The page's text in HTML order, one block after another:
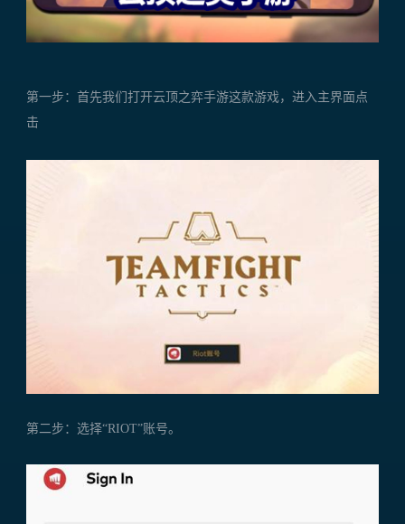
第一步：首先我们打开云顶之弈手游这款游戏，进入主界面点
击
第二步：选择“RIOT”账号。